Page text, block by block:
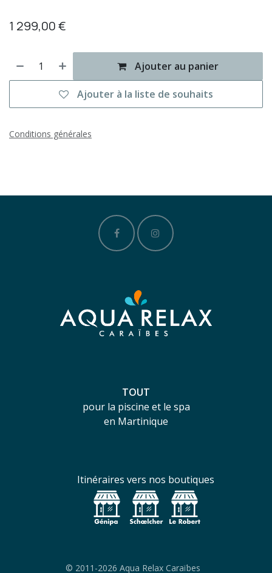
1 299,00€
Ajouter au panier
Ajouter à la liste de souhaits
Conditions générales
TOUT
pour la piscine et le spa
en Martinique
Itinéraires vers nos boutiques
© 2011-2026 Aqua Relax Caraïbes